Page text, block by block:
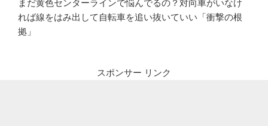
まだ黄色センターラインで悩んでるの？対向車がいなけ
れば線をはみ出して自転車を追い抜いていい「衝撃の根
拠」
スポンサー リンク